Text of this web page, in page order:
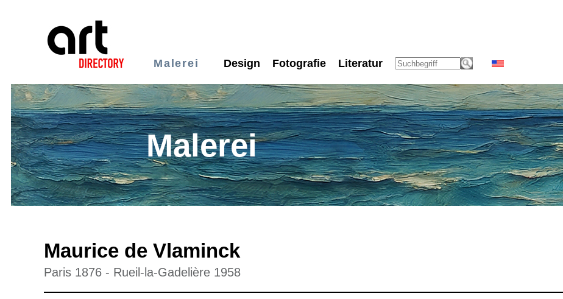
Malerei Design Fotografie Literatur
Malerei
Maurice de Vlaminck
Paris 1876 - Rueil-la-Gadelière 1958